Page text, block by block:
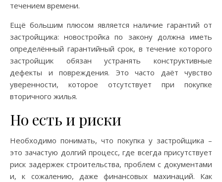
течением времени.
Ещё большим плюсом является наличие гарантий от
застройщика: новостройка по закону должна иметь
определённый гарантийный срок, в течение которого
застройщик обязан устранять конструктивные
дефекты и повреждения. Это часто даёт чувство
уверенности, которое отсутствует при покупке
вторичного жилья.
Но есть и риски
Необходимо понимать, что покупка у застройщика –
это зачастую долгий процесс, где всегда присутствует
риск задержек строительства, проблем с документами
и, к сожалению, даже финансовых махинаций. Как